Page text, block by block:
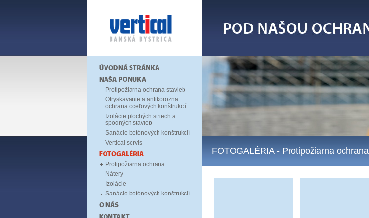
Protipožiarna ochrana stavieb
Otryskávanie a antikorózna
ochrana oceľových konštrukcií
Izolácie plochých striech a
spodných stavieb
Sanácie betónových konštrukcií
Vertical servis
Protipožiarna ochrana
Nátery
Izolácie
Sanácie betónových konštrukcií
FOTOGALÉRIA- Protipožiarna ochrana